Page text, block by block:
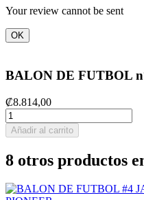
Your review cannot be sent
OK
BALON DE FUTBOL
₡8.814,00
Añadir al carrito
8 otros productos